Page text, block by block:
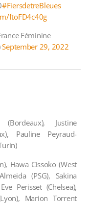
#FiersdetreBleues
ftoFD4c40g
Féminine
September 29, 2022
Justine
Pauline Peyraud-
Hawa Cissoko (West
(PSG), Sakina
Perisset (Chelsea),
Marion Torrent